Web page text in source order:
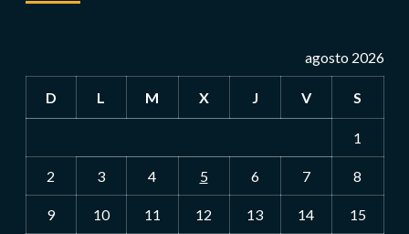
agosto 2026
D L M X J V S
1
2 3 4 5 6 7 8
9 10 11 12 13 14 15